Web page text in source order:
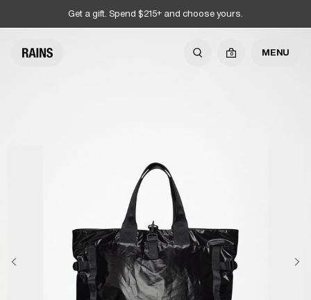
Get a gift. Spend $215+ and choose yours.
0 MENU